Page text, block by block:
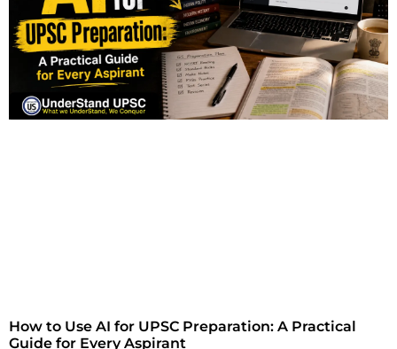
How to Use AI for UPSC Preparation: A Practical
Guide for Every Aspirant